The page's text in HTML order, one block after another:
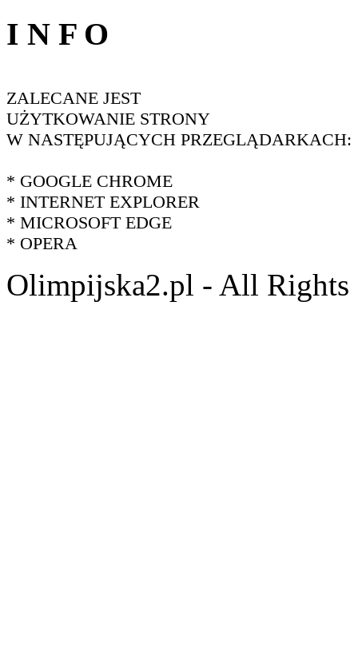
I N F O
ZALECANE JEST
UŻYTKOWANIE STRONY
W NASTĘPUJĄCYCH PRZEGLĄDARKACH:
* GOOGLE CHROME
* INTERNET EXPLORER
* MICROSOFT EDGE
* OPERA
Olimpijska2.pl - All Rights